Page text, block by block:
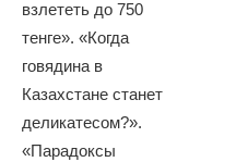
взлететь до 750
тенге». «Когда
говядина в
Казахстане станет
деликатесом?».
«Парадоксы